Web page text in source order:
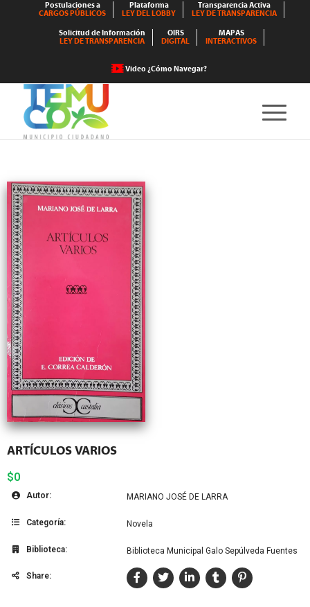
Postulaciones a
CARGOS PÚBLICOS
Plataforma
LEY DEL LOBBY
Transparencia Activa
LEY DE TRANSPARENCIA
Solicitud de Información
LEY DE TRANSPARENCIA
OIRS
DIGITAL
MAPAS
INTERACTIVOS
Video ¿Cómo Navegar?
ARTÍCULOS VARIOS
$0
Autor: MARIANO JOSÉ DE LARRA
Categoría: Novela
Biblioteca: Biblioteca Municipal Galo Sepúlveda Fuentes
Share: